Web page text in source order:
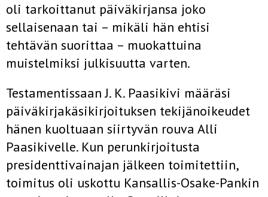
oli tarkoittanut päiväkirjansa joko
sellaisenaan tai – mikäli hän ehtisi
tehtävän suorittaa – muokattuina
muistelmiksi julkisuutta varten.
Testamentissaan J. K. Paasikivi määräsi
päiväkirjakäsikirjoituksen tekijänoikeudet
hänen kuoltuaan siirtyvän rouva Alli
Paasikivelle. Kun perunkirjoitusta
presidenttivainajan jälkeen toimitettiin,
toimitus oli uskottu Kansallis-Osake-Pankin